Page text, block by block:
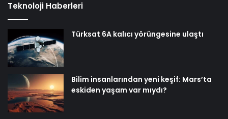
Teknoloji Haberleri
Türksat 6A kalıcı yörüngesine ulaştı
Bilim insanlarından yeni keşif: Mars’ta
eskiden yaşam var mıydı?